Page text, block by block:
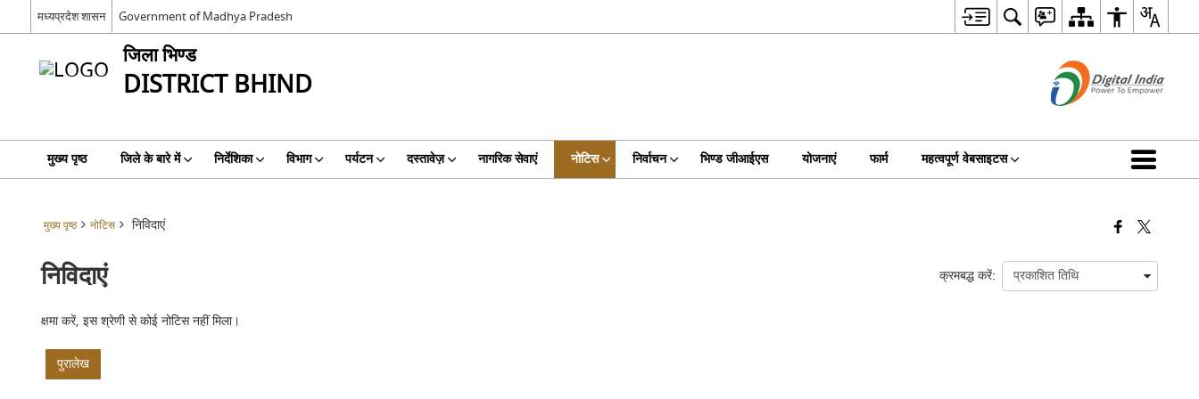
मध्यप्रदेश शासन Government of Madhya Pradesh
जिला भिण्‍ड
DISTRICT BHIND
मुख्य पृष्ठ जिले के बारे में निर्देशिका विभाग पर्यटन दस्तावेज़ नागरिक सेवाएं नोटिस निर्वाचन भिण्‍ड जीआईएस योजनाएं फार्म महत्वपूर्ण वेबसाइटस
मुख्य पृष्ठ नोटिस निविदाएं
निविदाएं क्रमबद्ध करें:
क्षमा करें, इस श्रेणी से कोई नोटिस नहीं मिला।
पुरालेख